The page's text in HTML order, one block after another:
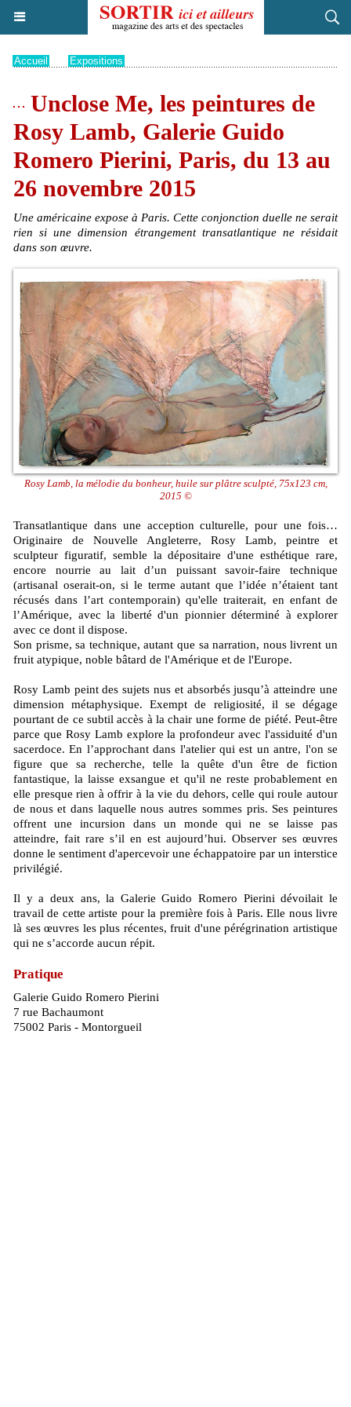
Accueil Expositions
Unclose Me, les peintures de
Rosy Lamb, Galerie Guido
Romero Pierini, Paris, du 13 au
26 novembre 2015
Une américaine expose à Paris. Cette conjonction duelle ne serait
rien si une dimension étrangement transatlantique ne résidait
dans son œuvre.
Rosy Lamb, la mélodie du bonheur, huile sur plâtre sculpté, 75x123 cm,
2015 ©
Transatlantique dans une acception culturelle, pour une fois…
Originaire de Nouvelle Angleterre, Rosy Lamb, peintre et
sculpteur figuratif, semble la dépositaire d'une esthétique rare,
encore nourrie au lait d’un puissant savoir-faire technique
(artisanal oserait-on, si le terme autant que l’idée n’étaient tant
récusés dans l’art contemporain) qu'elle traiterait, en enfant de
l’Amérique, avec la liberté d'un pionnier déterminé à explorer
avec ce dont il dispose.
Son prisme, sa technique, autant que sa narration, nous livrent un
fruit atypique, noble bâtard de l'Amérique et de l'Europe.
Rosy Lamb peint des sujets nus et absorbés jusqu’à atteindre une
dimension métaphysique. Exempt de religiosité, il se dégage
pourtant de ce subtil accès à la chair une forme de piété. Peut-être
parce que Rosy Lamb explore la profondeur avec l'assiduité d'un
sacerdoce. En l’approchant dans l'atelier qui est un antre, l'on se
figure que sa recherche, telle la quête d'un être de fiction
fantastique, la laisse exsangue et qu'il ne reste probablement en
elle presque rien à offrir à la vie du dehors, celle qui roule autour
de nous et dans laquelle nous autres sommes pris. Ses peintures
offrent une incursion dans un monde qui ne se laisse pas
atteindre, fait rare s’il en est aujourd’hui. Observer ses œuvres
donne le sentiment d'apercevoir une échappatoire par un interstice
privilégié.
Il y a deux ans, la Galerie Guido Romero Pierini dévoilait le
travail de cette artiste pour la première fois à Paris. Elle nous livre
là ses œuvres les plus récentes, fruit d'une pérégrination artistique
qui ne s’accorde aucun répit.
Pratique
Galerie Guido Romero Pierini
7 rue Bachaumont
75002 Paris - Montorgueil